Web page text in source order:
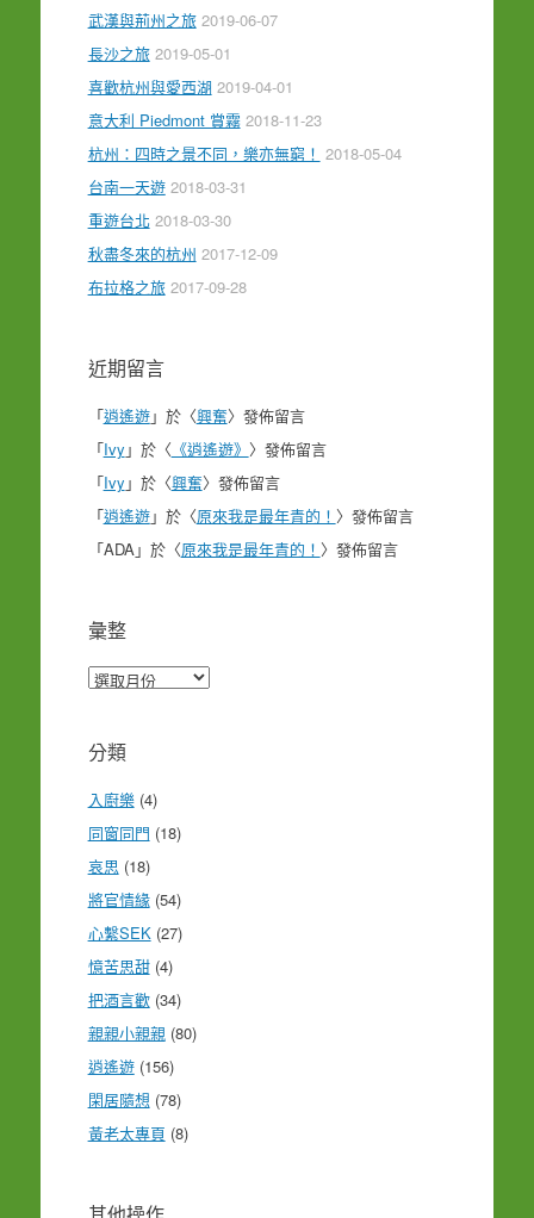
武漢與荊州之旅 2019-06-07
長沙之旅 2019-05-01
喜歡杭州與愛西湖 2019-04-01
意大利 Piedmont 賞霧 2018-11-23
杭州：四時之景不同，樂亦無窮！ 2018-05-04
台南一天遊 2018-03-31
重遊台北 2018-03-30
秋盡冬來的杭州 2017-12-09
布拉格之旅 2017-09-28
近期留言
「逍遙遊」於〈興奮〉發佈留言
「Ivy 」於〈 《逍遙遊》 〉發佈留言
「Ivy 」於〈興奮〉發佈留言
「逍遙遊」於〈原來我是最年青的！ 〉發佈留言
「ADA」於〈原來我是最年青的！ 〉發佈留言
彙整
彙
分類
入廚樂(4)
同窗同門 (18)
哀思 (18)
將官情緣(54)
心繫SEK(27)
憶苦思甜(4)
把酒言歡(34)
親親小親親(80)
逍遙遊(156)
閑居隨想 (78)
黃老太專頁 (8)